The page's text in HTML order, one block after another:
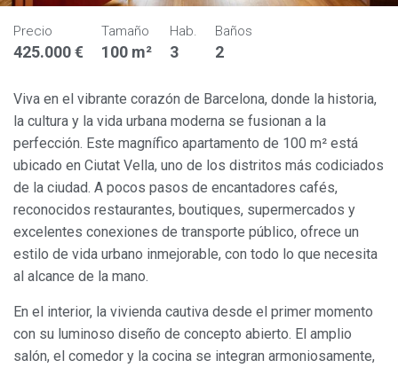
Precio
425.000 €
Tamaño
100 m²
Hab.
3
Baños
2
Viva en el vibrante corazón de Barcelona, donde la historia,
la cultura y la vida urbana moderna se fusionan a la
perfección. Este magnífico apartamento de 100 m² está
ubicado en Ciutat Vella, uno de los distritos más codiciados
de la ciudad. A pocos pasos de encantadores cafés,
reconocidos restaurantes, boutiques, supermercados y
excelentes conexiones de transporte público, ofrece un
estilo de vida urbano inmejorable, con todo lo que necesita
al alcance de la mano.
En el interior, la vivienda cautiva desde el primer momento
con su luminoso diseño de concepto abierto. El amplio
salón, el comedor y la cocina se integran armoniosamente,